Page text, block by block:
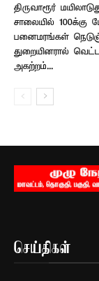
திருவாரூர்
சாலையில் 100க்கு
பனைமரங்கள்
துறையினரால்
அகற்றம்...
செய்திகள்